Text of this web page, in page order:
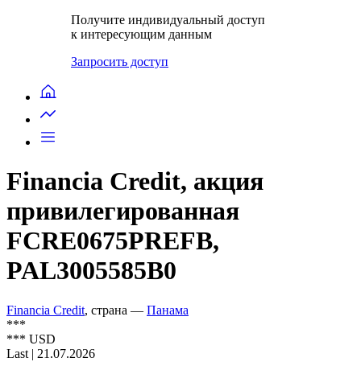
Получите индивидуальный доступ
к интересующим данным
Запросить доступ
Financia Credit, акция
привилегированная
FCRE0675PREFB,
PAL3005585B0
Financia Credit, страна — Панама
***
*** USD
Last | 21.07.2026